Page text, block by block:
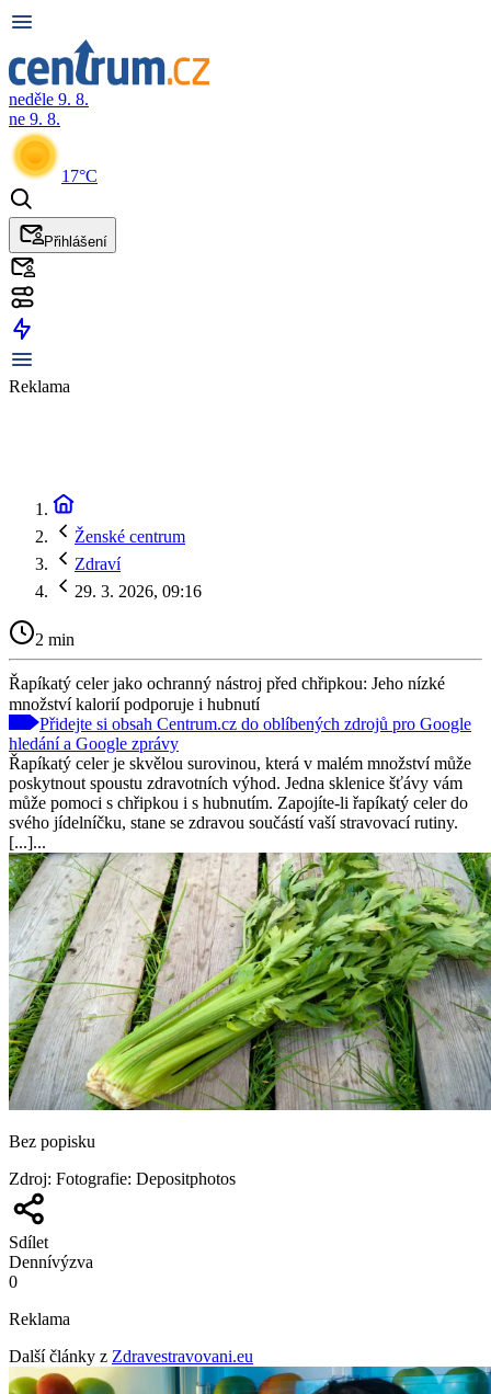
neděle 9. 8.
ne 9. 8.
17°C
Přihlášení
Reklama
Ženské centrum
Zdraví
29. 3. 2026, 09:16
2 min
Řapíkatý celer jako ochranný nástroj před chřipkou: Jeho nízké
množství kalorií podporuje i hubnutí
Přidejte si obsah Centrum.cz do oblíbených zdrojů pro Google
hledání a Google zprávy
Řapíkatý celer je skvělou surovinou, která v malém množství může
poskytnout spoustu zdravotních výhod. Jedna sklenice šťávy vám
může pomoci s chřipkou i s hubnutím. Zapojíte-li řapíkatý celer do
svého jídelníčku, stane se zdravou součástí vaší stravovací rutiny.
[...]...
Bez popisku
Zdroj: Fotografie: Depositphotos
Sdílet
Dennívýzva
0
Reklama
Další články z Zdravestravovani.eu